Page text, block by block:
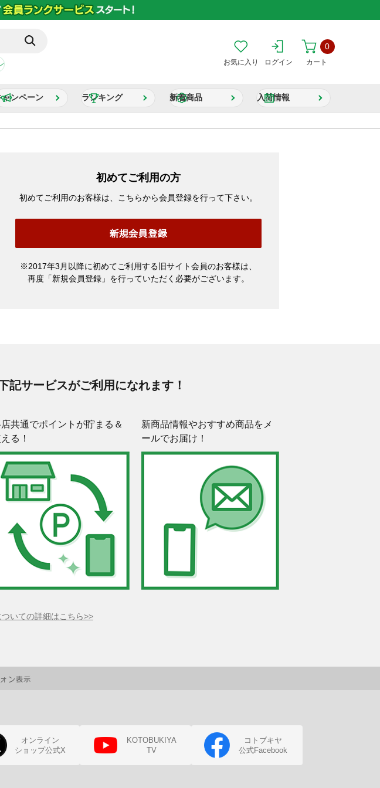
お気に入り ログイン カート
0
ャンペーン ランキング 新着商品 入荷情報
初めてご利用の方
初めてご利用のお客様は、こちらから会員登録を行って下さい。
※2017年3月以降に初めてご利用する旧サイト会員のお客様は、
再度「新規会員登録」を行っていただく必要がございます。
記サービスがご利用になれます！
共通でポイントが貯まる＆
る！
新商品情報やおすすめ商品をメ
ールでお届け！
いての詳細はこちら>>
オンライン
ショップ公式X
KOTOBUKIYA
TV
コトブキヤ
公式Facebook